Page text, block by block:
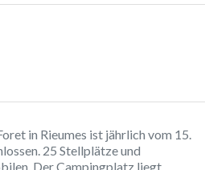
in Rieumes ist jährlich vom 15.
25 Stellplätze und
Der Campingplatz liegt